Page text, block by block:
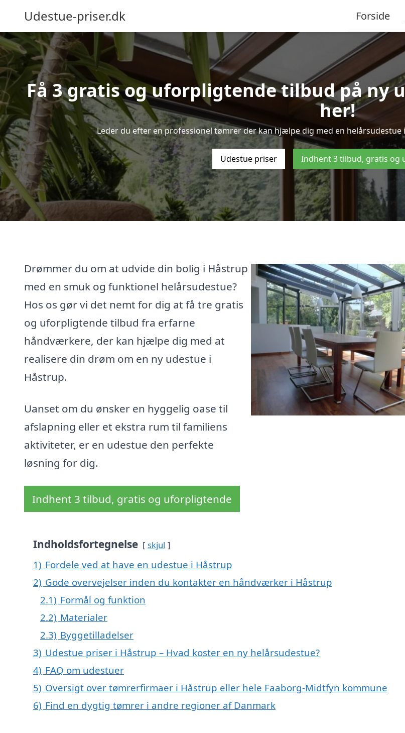
Udestue-priser.dk Forside
Få 3 gratis og uforpligtende tilbud på ny
her!
Leder du efter en professionel tømrer der kan hjælpe dig med en
Udestue priser Indhent 3 tilbud, gratis og
Drømmer du om at udvide din bolig i Håstrup
med en smuk og funktionel helårsudestue?
Hos os gør vi det nemt for dig at få tre gratis
og uforpligtende tilbud fra erfarne
håndværkere, der kan hjælpe dig med at
realisere din drøm om en ny udestue i
Håstrup.
Uanset om du ønsker en hyggelig oase til
afslapning eller et ekstra rum til familiens
aktiviteter, er en udestue den perfekte
løsning for dig.
Indhent 3 tilbud, gratis og uforpligtende
Indholdsfortegnelse skjul
1) Fordele ved at have en udestue i Håstrup
2) Gode overvejelser inden du kontakter en håndværker i Håstrup
2.1) Formål og funktion
2.2) Materialer
2.3) Byggetilladelser
3) Udestue priser i Håstrup – Hvad koster en ny helårsudestue?
4) FAQ om udestuer
5) Oversigt over tømrerfirmaer i Håstrup eller hele Faaborg-Midtfyn kommune
6) Find en dygtig tømrer i andre regioner af Danmark